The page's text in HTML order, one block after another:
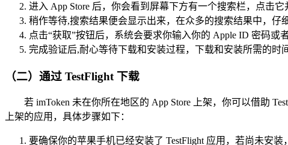
进入 App Store 后，你会看到屏幕下方有一个搜索栏，点击它
稍作等待,搜索结果便会显示出来，在众多的搜索结果中，仔
点击“获取”按钮后，系统会要求你输入你的 Apple ID 密码或
完成验证后,耐心等待下载和安装过程，下载和安装所需的时
（二）通过 TestFlight 下载
若 imToken 未在你所在地区的 App Store 上架，你可以借助
上架的应用，具体步骤如下：
要确保你的苹果手机已经安装了 TestFlight 应用，若尚未安装